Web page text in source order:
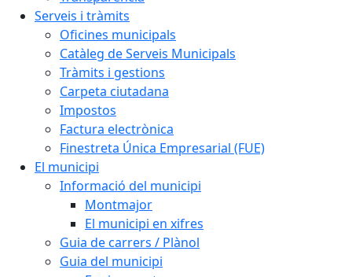
Serveis i tràmits
Oficines municipals
Catàleg de Serveis Municipals
Tràmits i gestions
Carpeta ciutadana
Impostos
Factura electrònica
Finestreta Única Empresarial (FUE)
El municipi
Informació del municipi
Montmajor
El municipi en xifres
Guia de carrers / Plànol
Guia del municipi